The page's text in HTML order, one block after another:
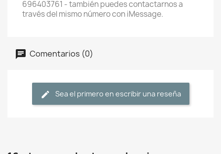
696403761 - también puedes contactarnos a
través del mismo número con iMessage.
Comentarios (0)
Sea el primero en escribir una reseña